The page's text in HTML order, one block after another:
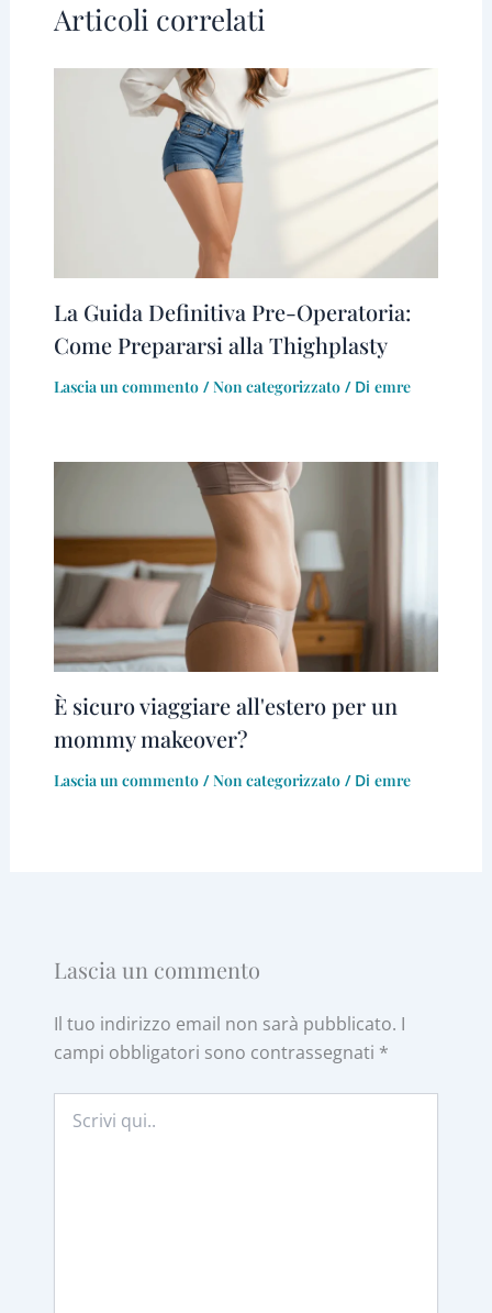
Articoli correlati
La Guida Definitiva Pre-Operatoria:
Come Prepararsi alla Thighplasty
Lascia un commento /Non categorizzato/ Di emre
È sicuro viaggiare all'estero per un
mommy makeover?
Lascia un commento /Non categorizzato/ Di emre
Lascia un commento
Il tuo indirizzo email non sarà pubblicato. I
campi obbligatori sono contrassegnati *
qui..